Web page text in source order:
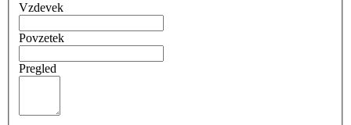
Vzdevek
Povzetek
Pregled